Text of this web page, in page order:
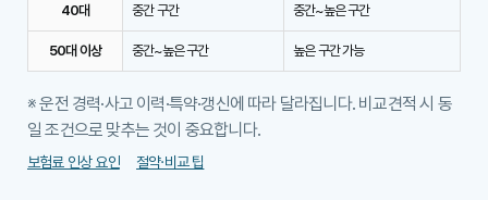
40대 중간 구간 중간~높은 구간
50대 이상 중간~높은 구간 높은 구간 가능
※ 운전 경력·사고 이력·특약·갱신에 따라 달라집니다. 비교견적 시 동
일 조건으로 맞추는 것이 중요합니다.
보험료 인상 요인 절약·비교 팁